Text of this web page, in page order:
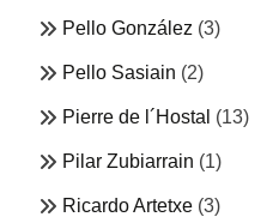
Pello González (3)
Pello Sasiain (2)
Pierre de l´Hostal (13)
Pilar Zubiarrain (1)
Ricardo Artetxe (3)